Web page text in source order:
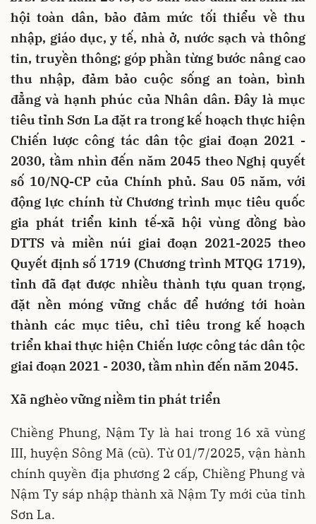
hội toàn dân, bảo đảm mức tối thiểu về thu
nhập, giáo dục, y tế, nhà ở, nước sạch và thông
tin, truyền thông; góp phần từng bước nâng cao
thu nhập, đảm bảo cuộc sống an toàn, bình
đẳng và hạnh phúc của Nhân dân. Đây là mục
tiêu tỉnh Sơn La đặt ra trong kế hoạch thực hiện
Chiến lược công tác dân tộc giai đoạn 2021 -
2030, tầm nhìn đến năm 2045 theo Nghị quyết
số 10/NQ-CP của Chính phủ. Sau 05 năm, với
động lực chính từ Chương trình mục tiêu quốc
gia phát triển kinh tế-xã hội vùng đồng bào
DTTS và miền núi giai đoạn 2021-2025 theo
Quyết định số 1719 (Chương trình MTQG 1719),
tỉnh đã đạt được nhiều thành tựu quan trọng,
đặt nền móng vững chắc để hướng tới hoàn
thành các mục tiêu, chỉ tiêu trong kế hoạch
triển khai thực hiện Chiến lược công tác dân tộc
giai đoạn 2021 - 2030, tầm nhìn đến năm 2045.
Xã nghèo vững niềm tin phát triển
Chiềng Phung, Nậm Ty là hai trong 16 xã vùng
III, huyện Sông Mã (cũ). Từ 01/7/2025, vận hành
chính quyền địa phương 2 cấp, Chiềng Phung và
Nậm Ty sáp nhập thành xã Nậm Ty mới của tỉnh
Sơn La.